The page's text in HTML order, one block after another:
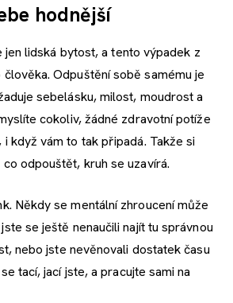
hodnější
jen lidská bytost, a tento výpadek z
Odpuštění sobě samému je
sebelásku, milost, moudrost a
cokoliv, žádné zdravotní potíže
i když vám to tak připadá. Takže si
odpouštět, kruh se uzavírá.
Někdy se mentální zhroucení může
se ještě nenaučili najít tu správnou
nebo jste nevěnovali dostatek času
tací, jací jste, a pracujte sami na